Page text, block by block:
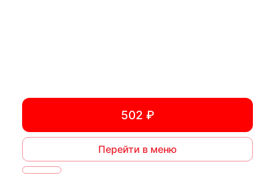
502 ₽
Перейти в меню